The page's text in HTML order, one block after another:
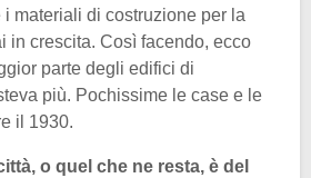
materiali di costruzione per la
in crescita. Così facendo, ecco
parte degli edifici di
più. Pochissime le case e le
il 1930.
o quel che ne resta, è del